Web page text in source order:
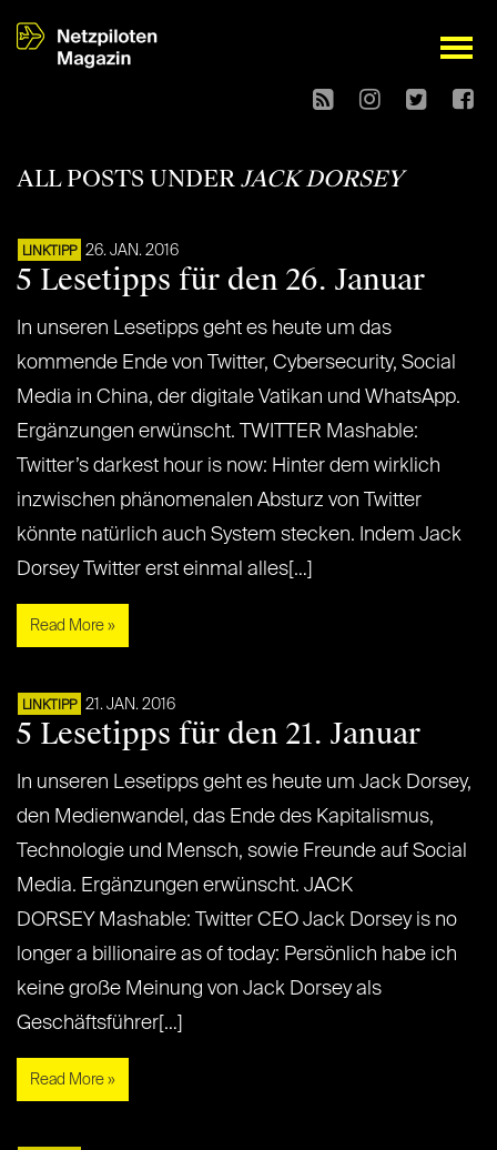
open
ALL POSTS UNDERJACK DORSEY
LINKTIPP 26. JAN. 2016
5 Lesetipps für den 26. Januar
In unseren Lesetipps geht es heute um das
kommende Ende von Twitter, Cybersecurity, Social
Media in China, der digitale Vatikan und WhatsApp.
Ergänzungen erwünscht. TWITTER Mashable:
Twitter’s darkest hour is now: Hinter dem wirklich
inzwischen phänomenalen Absturz von Twitter
könnte natürlich auch System stecken. Indem Jack
Dorsey Twitter erst einmal alles[…]
Read More »
LINKTIPP 21. JAN. 2016
5 Lesetipps für den 21. Januar
In unseren Lesetipps geht es heute um Jack Dorsey,
den Medienwandel, das Ende des Kapitalismus,
Technologie und Mensch, sowie Freunde auf Social
Media. Ergänzungen erwünscht. JACK
DORSEY Mashable: Twitter CEO Jack Dorsey is no
longer a billionaire as of today: Persönlich habe ich
keine große Meinung von Jack Dorsey als
Geschäftsführer[…]
Read More »